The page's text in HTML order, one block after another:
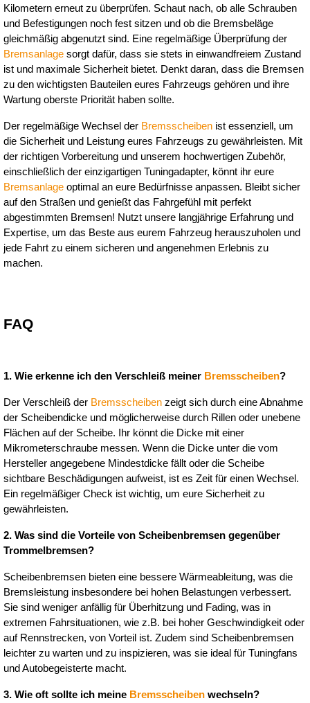
Kilometern erneut zu überprüfen. Schaut nach, ob alle Schrauben
und Befestigungen noch fest sitzen und ob die Bremsbeläge
Bremsanlage sorgt dafür, dass sie stets in einwandfreiem Zustand
ist und maximale Sicherheit bietet. Denkt daran, dass die Bremsen
zu den wichtigsten Bauteilen eures Fahrzeugs gehören und ihre
Wartung oberste Priorität haben sollte.
Der regelmäßige Wechsel der Bremsscheiben ist essenziell, um
die Sicherheit und Leistung eures Fahrzeugs zu gewährleisten. Mit
der richtigen Vorbereitung und unserem hochwertigen Zubehör,
Bremsanlage optimal an eure Bedürfnisse anpassen. Bleibt sicher
auf den Straßen und genießt das Fahrgefühl mit perfekt
abgestimmten Bremsen! Nutzt unsere langjährige Erfahrung und
Expertise, um das Beste aus eurem Fahrzeug herauszuholen und
jede Fahrt zu einem sicheren und angenehmen Erlebnis zu
machen.
FAQ
1. Wie erkenne ich den Verschleiß meiner Bremsscheiben?
Der Verschleiß der Bremsscheiben zeigt sich durch eine Abnahme
der Scheibendicke und möglicherweise durch Rillen oder unebene
Flächen auf der Scheibe. Ihr könnt die Dicke mit einer
Mikrometerschraube messen. Wenn die Dicke unter die vom
Hersteller angegebene Mindestdicke fällt oder die Scheibe
sichtbare Beschädigungen aufweist, ist es Zeit für einen Wechsel.
Ein regelmäßiger Check ist wichtig, um eure Sicherheit zu
gewährleisten.
2. Was sind die Vorteile von Scheibenbremsen gegenüber
Trommelbremsen?
Scheibenbremsen bieten eine bessere Wärmeableitung, was die
Bremsleistung insbesondere bei hohen Belastungen verbessert.
Sie sind weniger anfällig für Überhitzung und Fading, was in
extremen Fahrsituationen, wie z.B. bei hoher Geschwindigkeit oder
auf Rennstrecken, von Vorteil ist. Zudem sind Scheibenbremsen
leichter zu warten und zu inspizieren, was sie ideal für Tuningfans
und Autobegeisterte macht.
3. Wie oft sollte ich meine Bremsscheiben wechseln?